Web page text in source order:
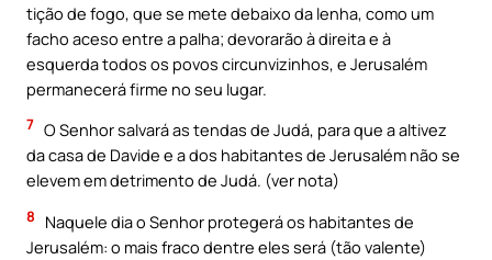
tição de fogo, que se mete debaixo da lenha, como um
facho aceso entre a palha; devorarão à direita e à
esquerda todos os povos circunvizinhos, e Jerusalém
permanecerá firme no seu lugar.
7 O Senhor salvará as tendas de Judá, para que a altivez
da casa de Davide e a dos habitantes de Jerusalém não se
elevem em detrimento de Judá. (ver nota)
8
Naquele dia o Senhor protegerá os habitantes de
Jerusalém: o mais fraco dentre eles será (tão valente)